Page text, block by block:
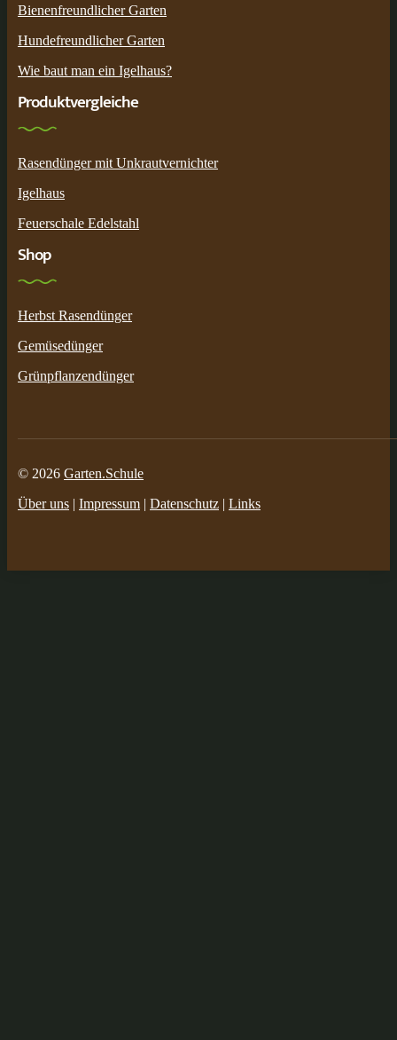
Bienenfreundlicher Garten
Hundefreundlicher Garten
Wie baut man ein Igelhaus?
Produktvergleiche
Rasendünger mit Unkrautvernichter
Igelhaus
Feuerschale Edelstahl
Shop
Herbst Rasendünger
Gemüsedünger
Grünpflanzendünger
© 2026 Garten.Schule
Über uns | Impressum | Datenschutz | Links